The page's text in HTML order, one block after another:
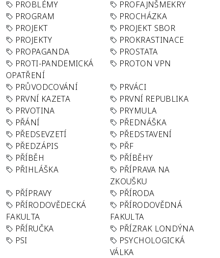
PROBLÉMY
PROFAJNŠMEKRY
PROGRAM
PROCHÁZKA
PROJEKT
PROJEKT SBOR
PROJEKTY
PROKRASTINACE
PROPAGANDA
PROSTATA
PROTI-PANDEMICKÁ
OPATŘENÍ
PROTON VPN
PRŮVODCOVÁNÍ
PRVÁCI
PRVNÍ KAZETA
PRVNÍ REPUBLIKA
PRVOTINA
PRYMULA
PŘÁNÍ
PŘEDNÁŠKA
PŘEDSEVZETÍ
PŘEDSTAVENÍ
PŘEDZÁPIS
PŘF
PŘÍBĚH
PŘÍBĚHY
PŘIHLÁŠKA
PŘÍPRAVA NA
ZKOUŠKU
PŘÍPRAVY
PŘÍRODA
PŘÍRODOVĚDECKÁ
FAKULTA
PŘÍRODOVĚDNÁ
FAKULTA
PŘÍRUČKA
PŘÍZRAK LONDÝNA
PSI
PSYCHOLOGICKÁ
VÁLKA